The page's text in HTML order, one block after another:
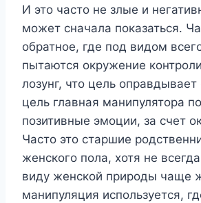
И это часто не злые и
может сначала показаться.
обратное, где под видом
пытаются окружение
лозунг, что цель
цель главная манипулятора
позитивные эмоции, за счет
Часто это старшие
женского пола, хотя не
виду женской природы чаще
манипуляция используется,